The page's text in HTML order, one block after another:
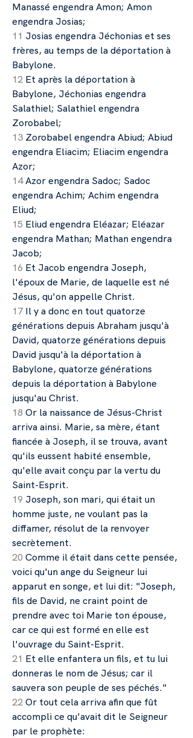
Manassé engendra Amon; Amon
engendra Josias;
11 Josias engendra Jéchonias et ses
frères, au temps de la déportation à
Babylone.
12 Et après la déportation à
Babylone, Jéchonias engendra
Salathiel; Salathiel engendra
Zorobabel;
13 Zorobabel engendra Abiud; Abiud
engendra Eliacim; Eliacim engendra
Azor;
14Azor engendra Sadoc; Sadoc
engendra Achim; Achim engendra
Eliud;
15 Eliud engendra Eléazar; Eléazar
engendra Mathan; Mathan engendra
Jacob;
16 Et Jacob engendra Joseph,
l'époux de Marie, de laquelle est né
Jésus, qu'on appelle Christ.
17 Il y a donc en tout quatorze
générations depuis Abraham jusqu'à
David, quatorze générations depuis
David jusqu'à la déportation à
Babylone, quatorze générations
depuis la déportation à Babylone
jusqu'au Christ.
18 Or la naissance de Jésus-Christ
arriva ainsi. Marie, sa mère, étant
fiancée à Joseph, il se trouva, avant
qu'ils eussent habité ensemble,
qu'elle avait conçu par la vertu du
Saint-Esprit.
19 Joseph, son mari, qui était un
homme juste, ne voulant pas la
diffamer, résolut de la renvoyer
secrètement.
20 Comme il était dans cette pensée,
voici qu'un ange du Seigneur lui
apparut en songe, et lui dit: "Joseph,
fils de David, ne craint point de
prendre avec toi Marie ton épouse,
car ce qui est formé en elle est
l'ouvrage du Saint-Esprit.
21 Et elle enfantera un fils, et tu lui
donneras le nom de Jésus; car il
sauvera son peuple de ses péchés."
22Or tout cela arriva afin que fût
accompli ce qu'avait dit le Seigneur
par le prophète: